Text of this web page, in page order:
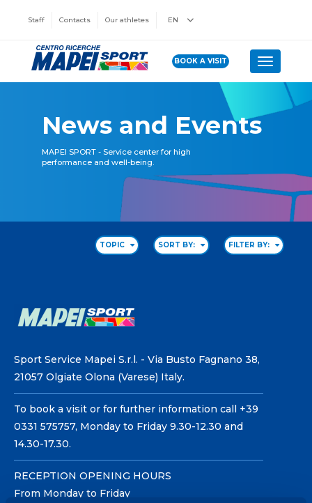
Staff Contacts Our athletes EN
BOOK A VISIT Toggle
News and Events
MAPEI SPORT - Service center for high
performance and well-being.
TOPIC SORT BY: FILTER BY:
Sport Service Mapei S.r.l. - Via Busto Fagnano 38,
21057 Olgiate Olona (Varese) Italy.
To book a visit or for further information call +39
0331 575757, Monday to Friday 9.30-12.30 and
14.30-17.30.
RECEPTION OPENING HOURS
From Monday to Friday